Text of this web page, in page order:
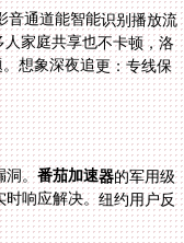
音通道能智能识别播放流
保追4K版《琅琊榜》时不掉帧。独享100M带宽设计让多人家庭共享也不卡顿，洛
播。带宽稳定性来自底层优化，避免免费工具“抢资源”问题。想象深夜追更：专线保
洞。番茄加速器的军用级
协议，让海外华人追热门剧时账号零风险。别忘了售后保障：追剧途中万一出故障，专业团队实时响应解决。纽约用户反